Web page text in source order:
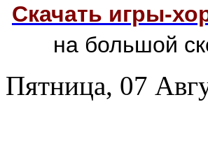
Скачать игры-
на большой
Пятница, 07